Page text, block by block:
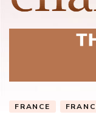
FRANCE